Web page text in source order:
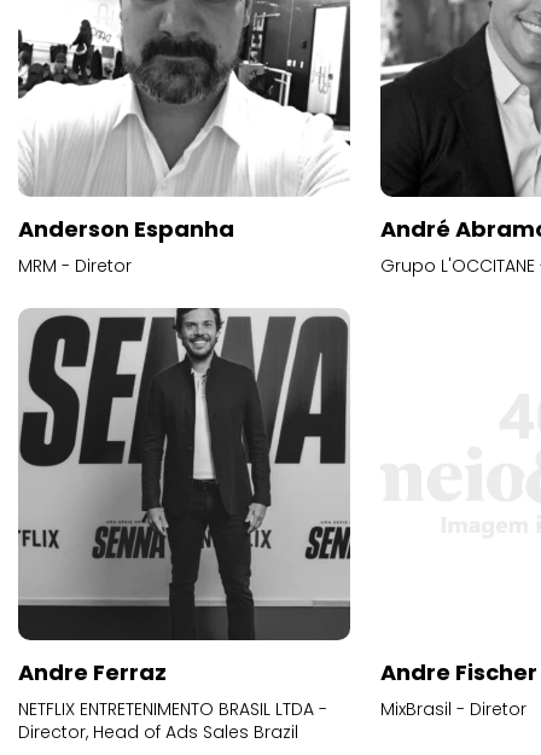
Anderson Espanha
MRM - Diretor
André
Grupo
Andre Ferraz
NETFLIX ENTRETENIMENTO BRASIL LTDA -
Director, Head of Ads Sales Brazil
Andre Fischer
MixBrasil - Diretor